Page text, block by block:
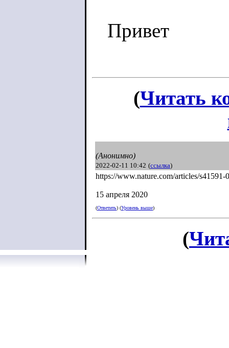
Привет
(Читать
(Анонимно)
2022-02-11 10:42 (ссылка)
https://www.nature.com/articles/s41591-0
15 апреля 2020
(Ответить) (Уровень выше)
(